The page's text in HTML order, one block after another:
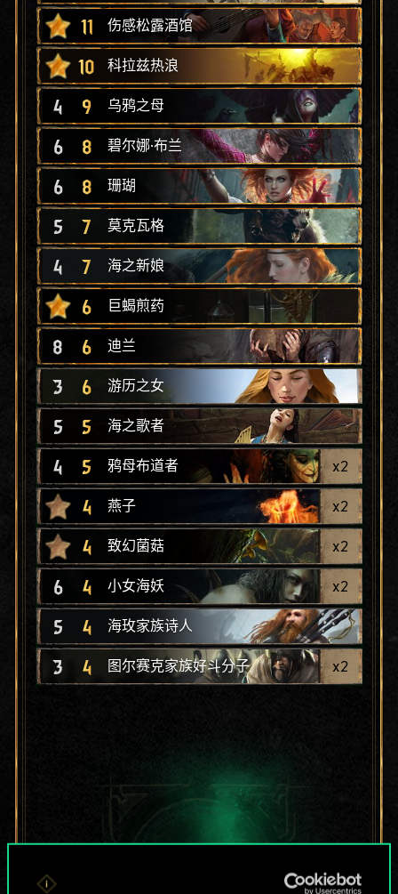
11 伤感松露酒馆
10 科拉兹热浪
4 9 乌鸦之母
6 8 碧尔娜·布兰
6 8 珊瑚
5 7 莫克瓦格
4 7 海之新娘
6 巨蝎煎药
8 6 迪兰
3 6 游历之女
5 5 海之歌者
4 5 鸦母布道者 x2
4 燕子 x2
4 致幻菌菇 x2
6 4 小女海妖 x2
5 4 海玫家族诗人
3 4 图尔赛克家族好斗分子 x2